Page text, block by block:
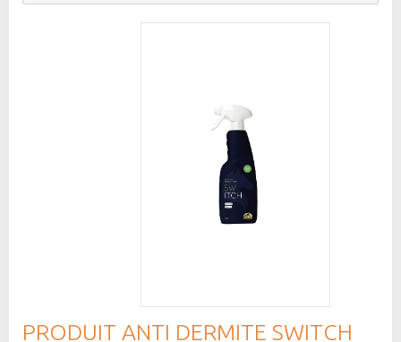
PRODUIT ANTI DERMITE SWITCH